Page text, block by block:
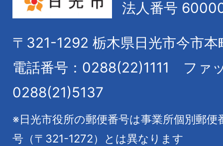
2026年06月15日
令和8年6月定例会の結果等
2026年06月05日
法人番号
〒321-1292 栃木県日光市今市本
電話番号：0288(22)1111
ファ
0288(21)5137
※日光市役所の郵便番号は事業所個別郵
号（〒321-1272）とは異なります